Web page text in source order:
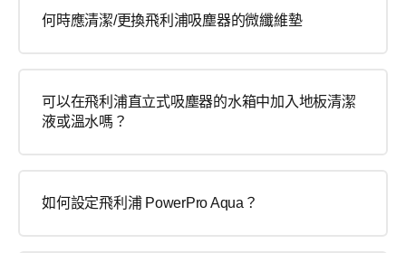
何時應清潔/更換飛利浦吸塵器的微纖維墊
可以在飛利浦直立式吸塵器的水箱中加入地板清潔
液或溫水嗎？
如何設定飛利浦 PowerPro Aqua？